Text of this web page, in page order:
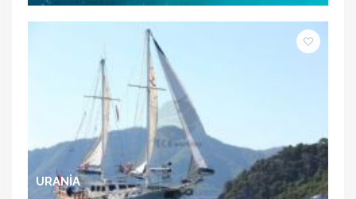
URANİA